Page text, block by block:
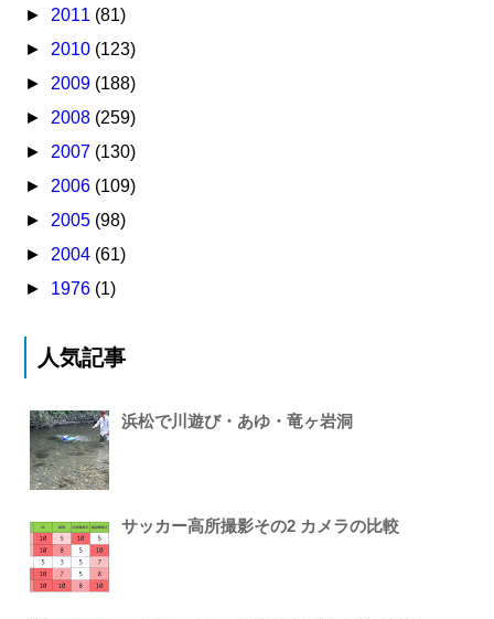
► 2011 (81)
► 2010 (123)
► 2009 (188)
► 2008 (259)
► 2007 (130)
► 2006 (109)
► 2005 (98)
► 2004 (61)
► 1976 (1)
人気記事
浜松で川遊び・あゆ・竜ヶ岩洞
サッカー高所撮影その2 カメラの比較